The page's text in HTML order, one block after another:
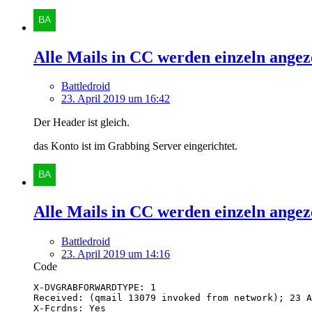
Alle Mails in CC werden einzeln
Battledroid
23. April 2019 um 16:42
Der Header ist gleich.
das Konto ist im Grabbing Server eingerichtet.
Alle Mails in CC werden einzeln
Battledroid
23. April 2019 um 14:16
Code